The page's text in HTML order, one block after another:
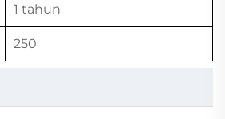
1 tahun
250